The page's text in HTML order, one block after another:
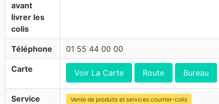
avant
livrer les
colis
Téléphone 01 55 44 00 00
Carte Voir La Carte Route Bureau
Service
Vente de produits et services courrier-colis